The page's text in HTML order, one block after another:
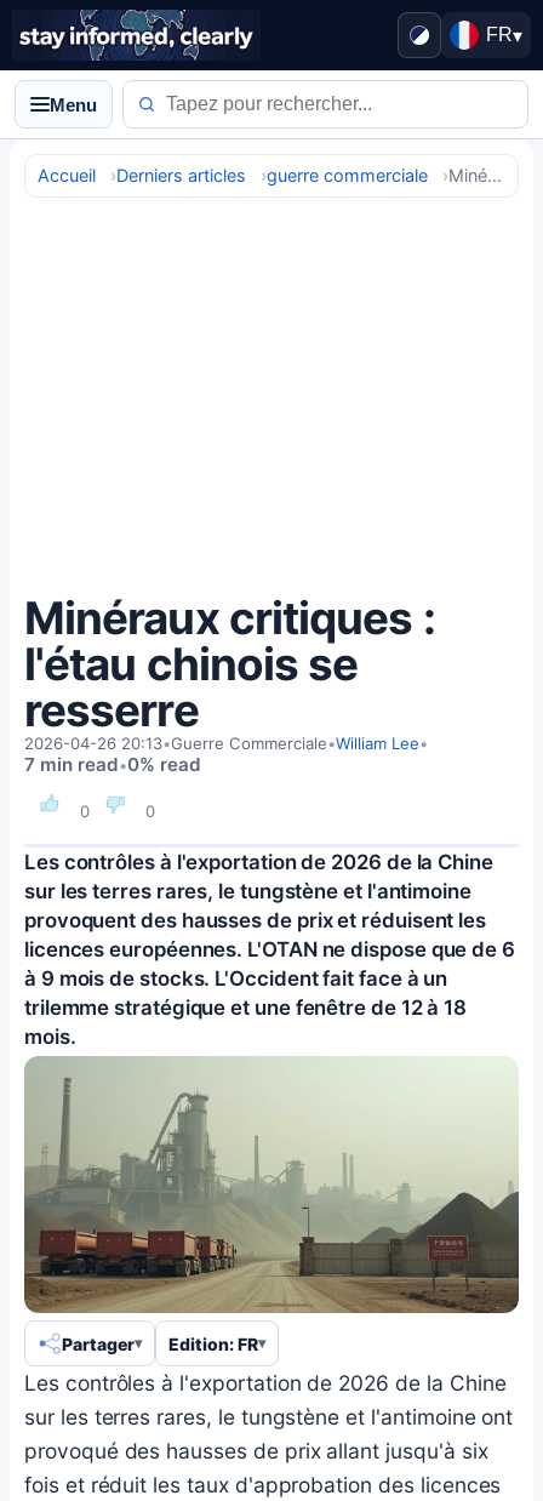
FR▾
Menu
Accueil Derniers articles guerre commerciale Minéraux critiques : l'étau chinois se resserre
Minéraux critiques :
l'étau chinois se
resserre
0 0
2026-04-26 20:13•Guerre Commerciale•William Lee•
7 min read•0% read
Les contrôles à l'exportation de 2026 de la Chine
sur les terres rares, le tungstène et l'antimoine
provoquent des hausses de prix et réduisent les
licences européennes. L'OTAN ne dispose que de 6
à 9 mois de stocks. L'Occident fait face à un
trilemme stratégique et une fenêtre de 12 à 18
mois.
Partager Edition: FR
Les contrôles à l'exportation de 2026 de la Chine
sur les terres rares, le tungstène et l'antimoine ont
provoqué des hausses de prix allant jusqu'à six
fois et réduit les taux d'approbation des licences